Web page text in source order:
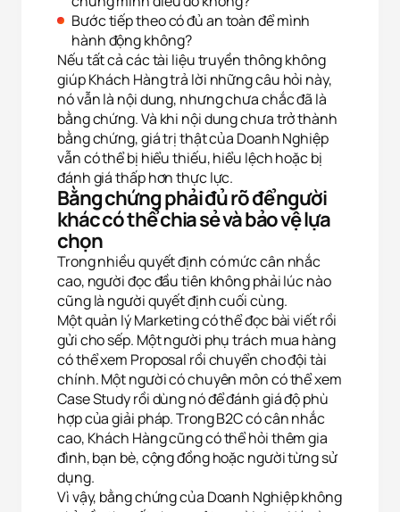
Bước tiếp theo có đủ an toàn để mình
hành động không?
Nếu tất cả các tài liệu truyền thông không
giúp Khách Hàng trả lời những câu hỏi này,
nó vẫn là nội dung, nhưng chưa chắc đã là
bằng chứng. Và khi nội dung chưa trở thành
bằng chứng, giá trị thật của Doanh Nghiệp
vẫn có thể bị hiểu thiếu, hiểu lệch hoặc bị
đánh giá thấp hơn thực lực.
Bằng chứng phải đủ rõ để người
khác có thể chia sẻ và bảo vệ lựa
chọn
Trong nhiều quyết định có mức cân nhắc
cao, người đọc đầu tiên không phải lúc nào
cũng là người quyết định cuối cùng.
Một quản lý Marketing có thể đọc bài viết rồi
gửi cho sếp. Một người phụ trách mua hàng
có thể xem Proposal rồi chuyển cho đội tài
chính. Một người có chuyên môn có thể xem
Case Study rồi dùng nó để đánh giá độ phù
hợp của giải pháp. Trong B2C có cân nhắc
cao, Khách Hàng cũng có thể hỏi thêm gia
đình, bạn bè, cộng đồng hoặc người từng sử
dụng.
Vì vậy, bằng chứng của Doanh Nghiệp không